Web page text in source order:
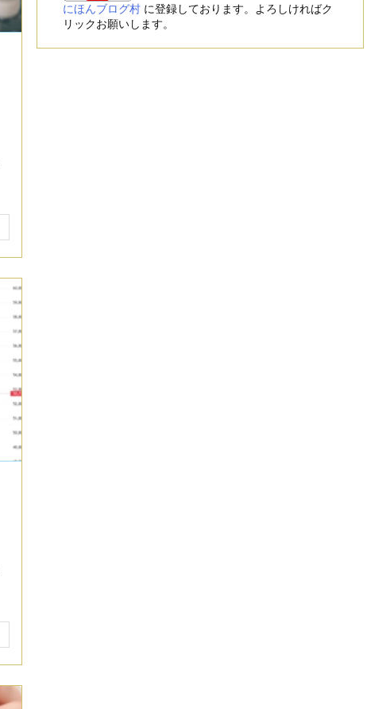
にほんブログ村 に登録しております。よろしければク
リックお願いします。